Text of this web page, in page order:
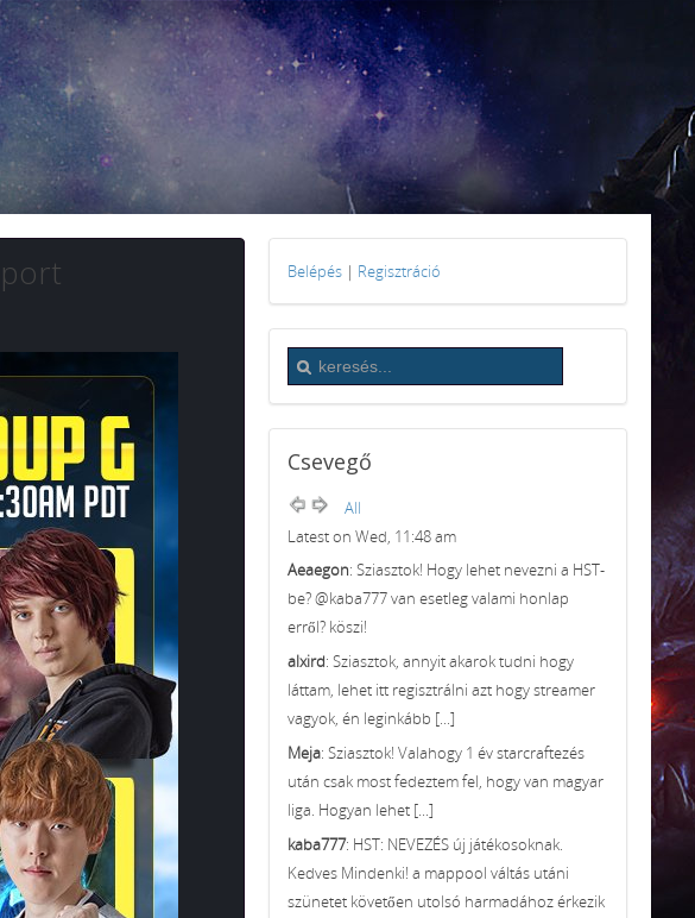
Belépés | Regisztráció
Csevegő
All
Latest on Wed, 11:48 am
Aeaegon: Sziasztok! Hogy lehet nevezni a HST-
be? @kaba777 van esetleg valami honlap
erről? köszi!
alxird: Sziasztok, annyit akarok tudni hogy
láttam, lehet itt regisztrálni azt hogy streamer
vagyok, én leginkább [...]
Meja: Sziasztok! Valahogy 1 év starcraftezés
után csak most fedeztem fel, hogy van magyar
liga. Hogyan lehet [...]
kaba777: HST: NEVEZÉS új játékosoknak.
Kedves Mindenki! a mappool váltás utáni
szünetet követően utolsó harmadához érkezik